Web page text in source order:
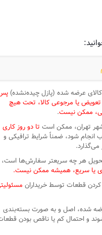
عرضه شده (پازل چیده‌نشده)
یا مرجوعی کالا، تحت هیچ
ممکن نیست.
تهران، ممکن است تا دو روز کاری
شود، ضمناً شرایط ترافیکی و
می‌گذارد.
هر چه سریعتر سفارش‌ها است،
یا سریع، همیشه ممکن نیست.
کردن قطعات توسط خریداران
شده، اصل و به صورت بسته‌بندی
و احتمال کم یا ناقص بودن